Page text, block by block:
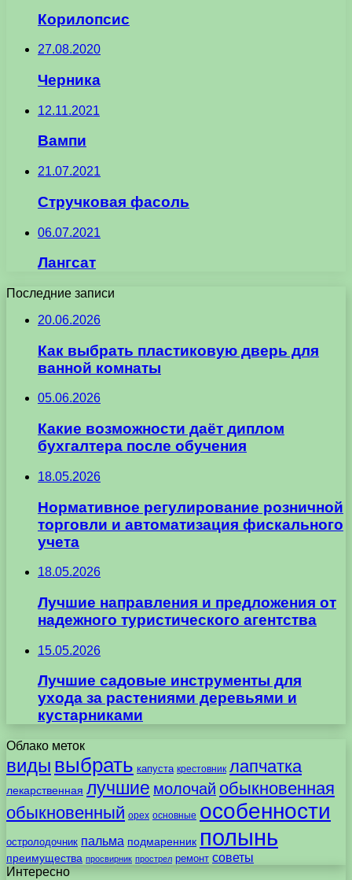
Корилопсис
27.08.2020
Черника
12.11.2021
Вампи
21.07.2021
Стручковая фасоль
06.07.2021
Лангсат
Последние записи
20.06.2026
Как выбрать пластиковую дверь для
ванной комнаты
05.06.2026
Какие возможности даёт диплом
бухгалтера после обучения
18.05.2026
Нормативное регулирование розничной
торговли и автоматизация фискального
учета
18.05.2026
Лучшие направления и предложения от
надежного туристического агентства
15.05.2026
Лучшие садовые инструменты для
ухода за растениями деревьями и
кустарниками
Облако меток
виды выбрать капуста крестовник лапчатка
лекарственная лучшие молочай обыкновенная
обыкновенный орех основные особенности
остролодочник пальма подмаренник полынь
преимущества просвирник прострел ремонт советы
Интересно